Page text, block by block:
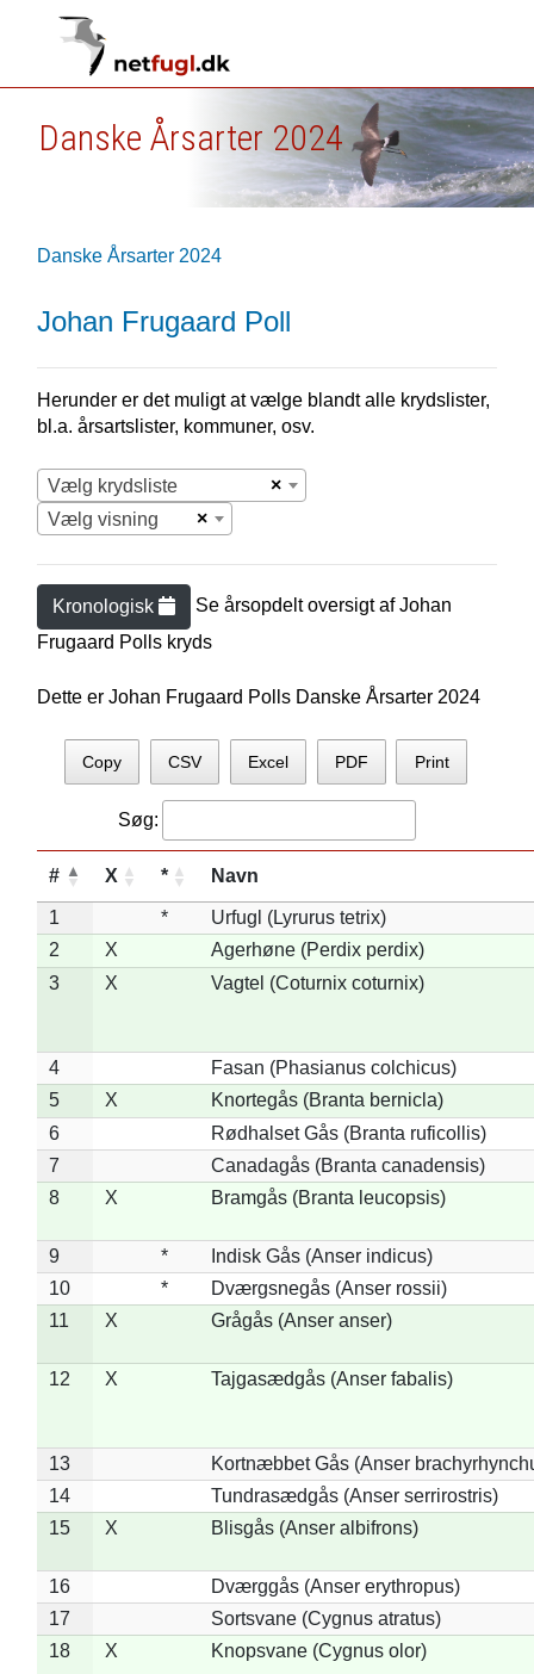
Danske Årsarter 2024
Danske Årsarter 2024
Johan Frugaard Poll
Herunder er det muligt at vælge blandt alle krydslister,
bl.a. årsartslister, kommuner, osv.
×
Vælg krydsliste
×
Vælg visning
Kronologisk Se årsopdelt oversigt afJohan
Frugaard Poll s kryds
Dette er Johan Frugaard Polls Danske Årsarter 2024
Copy CSV Excel PDF Print
Søg:
# X * Navn
1 *
Urfugl (Lyrurus tetrix)
2
X
Agerhøne (Perdix perdix)
3
X Vagtel (Coturnix coturnix)
4
Fasan (Phasianus colchicus)
5
X
Knortegås (Branta bernicla)
6
Rødhalset Gås (Branta ruficollis)
7
Canadagås (Branta canadensis)
8
X Bramgås (Branta leucopsis)
9 *
Indisk Gås (Anser indicus)
10
*
Dværgsnegås (Anser rossii)
11
X Grågås (Anser anser)
12 X Tajgasædgås (Anser fabalis)
13
Kortnæbbet Gås (Anser
14
Tundrasædgås (Anser serrirostris)
15
X Blisgås (Anser albifrons)
16
Dværggås (Anser erythropus)
17
Sortsvane (Cygnus atratus)
18
X Knopsvane (Cygnus olor)